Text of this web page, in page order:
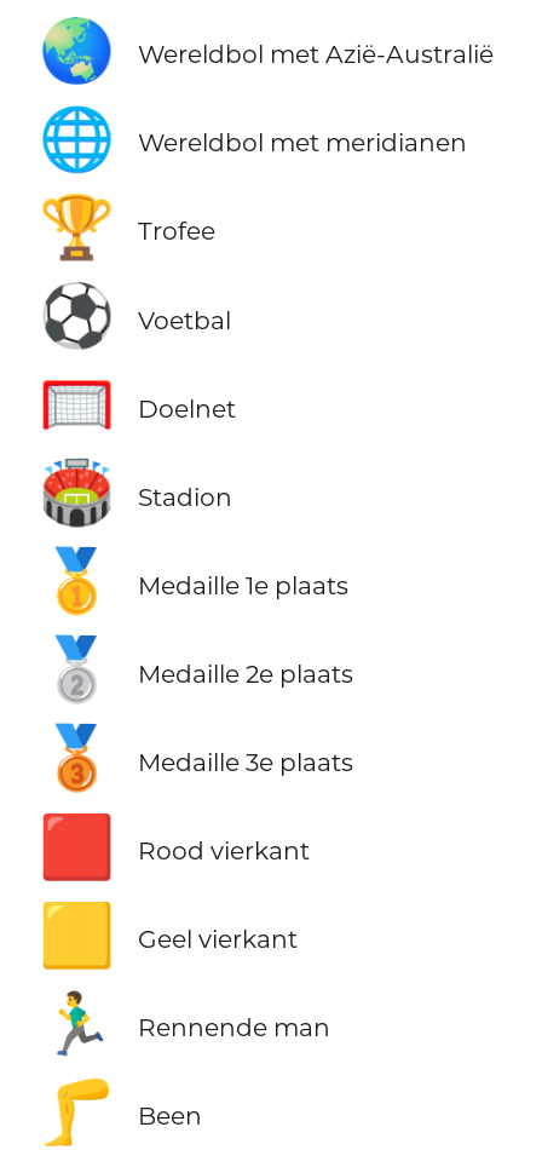
🌏 Wereldbol met Azië-Australië
🌐 Wereldbol met meridianen
🏆 Trofee
⚽ Voetbal
🥅 Doelnet
🏟️ Stadion
🥇 Medaille 1e plaats
🥈 Medaille 2e plaats
🥉 Medaille 3e plaats
🟥 Rood vierkant
🟨 Geel vierkant
🏃‍♂️ Rennende man
🦵 Been